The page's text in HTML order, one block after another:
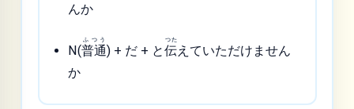
んか
N(普通
ふつう
) + だ + と伝
つた
えていただけません
か